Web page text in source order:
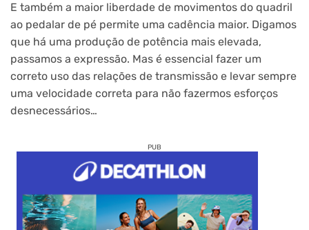
E também a maior liberdade de movimentos do quadril
ao pedalar de pé permite uma cadência maior. Digamos
que há uma produção de potência mais elevada,
passamos a expressão. Mas é essencial fazer um
correto uso das relações de transmissão e levar sempre
uma velocidade correta para não fazermos esforços
desnecessários…
PUB